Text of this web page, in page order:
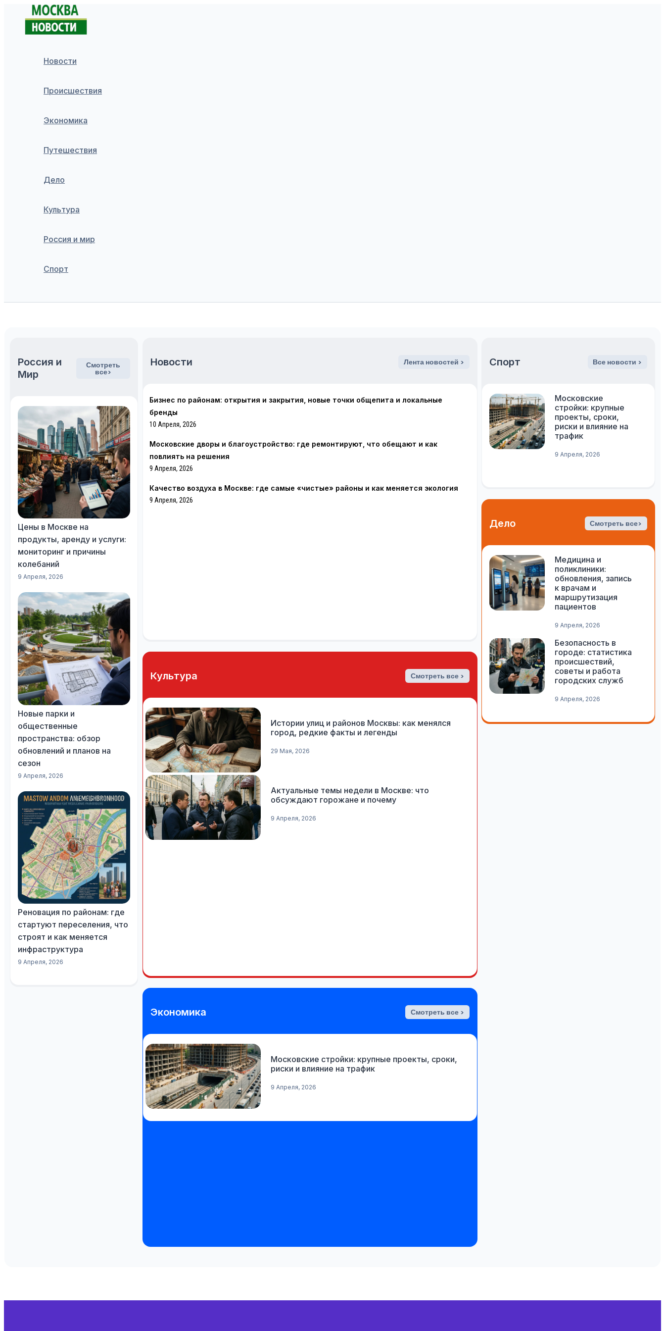
Перейти
содержимому
Новости
Происшествия
Экономика
Путешествия
Дело
Культура
Россия и мир
Спорт
Россия и
Мир
Смотреть
все>
Цены в Москве на
продукты, аренду и услуги:
мониторинг и причины
колебаний
9 Апреля, 2026
Новые парки и
общественные
пространства: обзор
обновлений и планов на
сезон
9 Апреля, 2026
Реновация по районам: где
стартуют переселения, что
строят и как меняется
инфраструктура
9 Апреля, 2026
Новости Лента новостей >
Бизнес по районам: открытия и закрытия, новые точки общепита и локальные
бренды
10 Апреля, 2026
Московские дворы и благоустройство: где ремонтируют, что обещают и как
повлиять на решения
9 Апреля, 2026
Качество воздуха в Москве: где самые «чистые» районы и как меняется экология
9 Апреля, 2026
Культура Смотреть все >
Истории улиц и районов Москвы: как менялся
город, редкие факты и легенды
29 Мая, 2026
Актуальные темы недели в Москве: что
обсуждают горожане и почему
9 Апреля, 2026
Экономика Смотреть все >
Московские стройки: крупные проекты, сроки,
риски и влияние на трафик
9 Апреля, 2026
Спорт Все новости >
Московские
стройки: крупные
проекты, сроки,
риски и влияние на
трафик
9 Апреля, 2026
Дело Смотреть все>
Медицина и
поликлиники:
обновления, запись
к врачам и
маршрутизация
пациентов
9 Апреля, 2026
Безопасность в
городе: статистика
происшествий,
советы и работа
городских служб
9 Апреля, 2026